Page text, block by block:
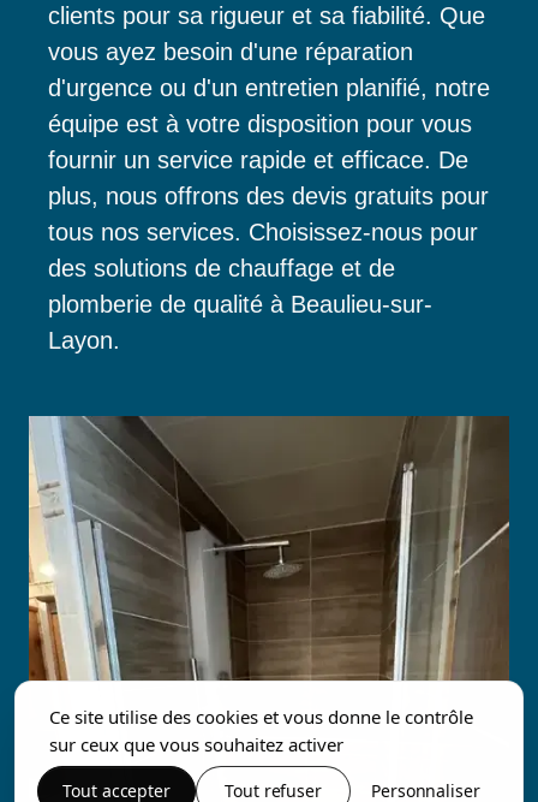
clients pour sa rigueur et sa fiabilité. Que
vous ayez besoin d'une réparation
d'urgence ou d'un entretien planifié, notre
équipe est à votre disposition pour vous
fournir un service rapide et efficace. De
plus, nous offrons des devis gratuits pour
tous nos services. Choisissez-nous pour
des solutions de chauffage et de
plomberie de qualité à Beaulieu-sur-
Layon.
Ce site utilise des cookies et vous donne le contrôle
sur ceux que vous souhaitez activer
Tout accepter Tout refuser Personnaliser